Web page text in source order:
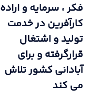
فکر ، سرمایه و اراده
کارآفرین در خدمت
تولید و اشتغال
قرارگرفته و برای
آبادانی کشور تلاش
می کند